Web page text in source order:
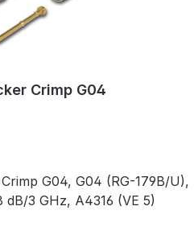
Crimp G04
(RG-179B/U),
crimp/crimp, HDTV Type; 28 dB/3 GHz, A4316 (VE 5)